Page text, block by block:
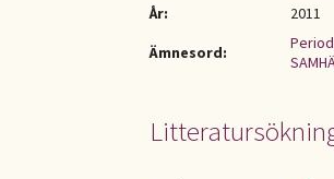
År:
2011
Ämnesord: